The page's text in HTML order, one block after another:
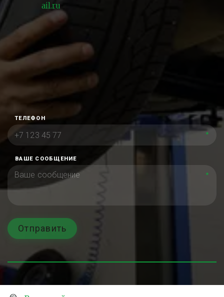
ail.ru
ТЕЛЕФОН
*
ВАШЕ СООБЩЕНИЕ
*
Отправить